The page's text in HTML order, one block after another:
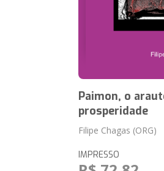
Paimon, o
prosperidade
Filipe Chagas (ORG)
IMPRESSO